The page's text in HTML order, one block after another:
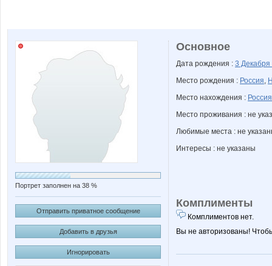
Портрет заполнен на 38 %
Отправить приватное сообщение
Добавить в друзья
Игнорировать
Основное
Дата рождения : 3 Декабря
Место рождения : Россия,
Место нахождения : Россия
Место проживания : не
Любимые места : не
Интересы : не указаны
Комплименты
Комплиментов нет.
Вы не авторизованы!